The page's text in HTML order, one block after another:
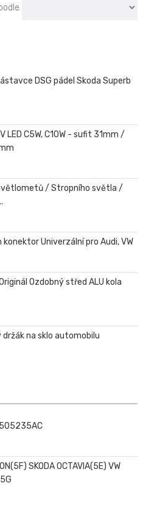
DSG pádel Skoda Superb
LED C5W, C10W - sufit 31mm /
/ Stropního světla /
konektor Univerzální pro Audi, VW
Ozdobný střed ALU kola
držák na sklo automobilu
SKODA OCTAVIA(5E) VW